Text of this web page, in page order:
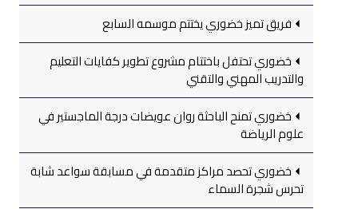
فريق تميز خضوري يختتم موسمه السابع
خضوري تحتفل باختتام مشروع تطوير كفايات التعليم
والتدريب المهني والتقني
خضوري تمنح الباحثة روان عويضات درجة الماجستير في
علوم الرياضة
خضوري تحصد مراكز متقدمة في مسابقة سواعد شابة
تحرس شجرة السماء